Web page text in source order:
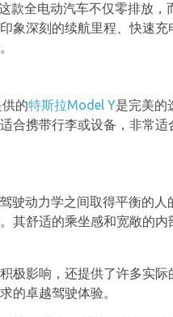
款全电动汽车不仅零排放
象深刻的续航里程、快速
的特斯拉Model Y是完美的
合携带行李或设备，非常
驶动力学之间取得平衡的
其舒适的乘坐感和宽敞的
极影响，还提供了许多实
的卓越驾驶体验。